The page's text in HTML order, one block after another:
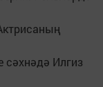
сәхнәдә Илгиз